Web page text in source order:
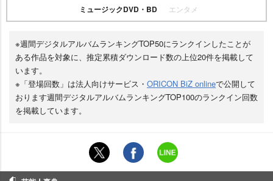
ミュージックDVD・BD エンタメ
※週間デジタルアルバムランキングTOP50にランクインしたことが
ある作品を対象に、推定累積ダウンロード数の上位20件を掲載して
います。
※「登場回数」は法人向けサービス・ ORICON BiZ onlineで公開して
おります週間デジタルアルバムランキングTOP100のランクイン回数
を掲載しています。